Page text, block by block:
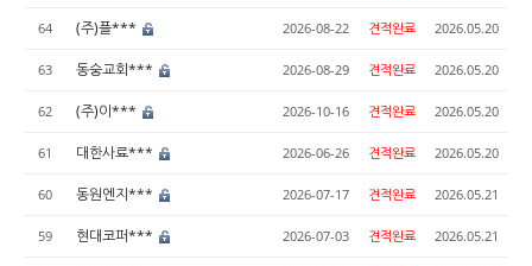
64 (주)플*** 2026-08-22 견적완료 2026.05.20
63 동숭교회*** 2026-08-29 견적완료 2026.05.20
62 (주)이*** 2026-10-16 견적완료 2026.05.20
61 대한사료*** 2026-06-26 견적완료 2026.05.20
60 동원엔지*** 2026-07-17 견적완료 2026.05.21
59 현대코퍼*** 2026-07-03 견적완료 2026.05.21